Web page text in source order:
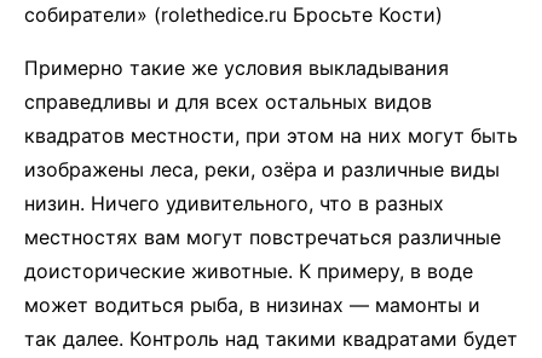
собиратели» (rolethedice.ru Бросьте Кости)
Примерно такие же условия выкладывания
справедливы и для всех остальных видов
квадратов местности, при этом на них могут быть
изображены леса, реки, озёра и различные виды
низин. Ничего удивительного, что в разных
местностях вам могут повстречаться различные
доисторические животные. К примеру, в воде
может водиться рыба, в низинах — мамонты и
так далее. Контроль над такими квадратами будет